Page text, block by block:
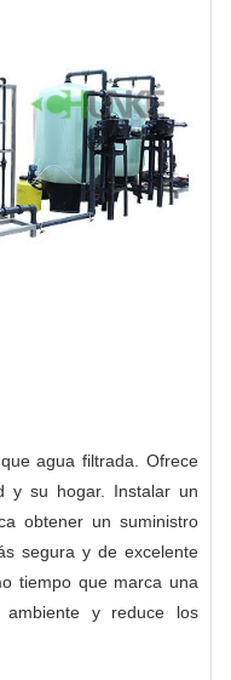
agua filtrada. Ofrece
y su hogar. Instalar un
obtener un suministro
segura y de excelente
tiempo que marca una
y reduce los